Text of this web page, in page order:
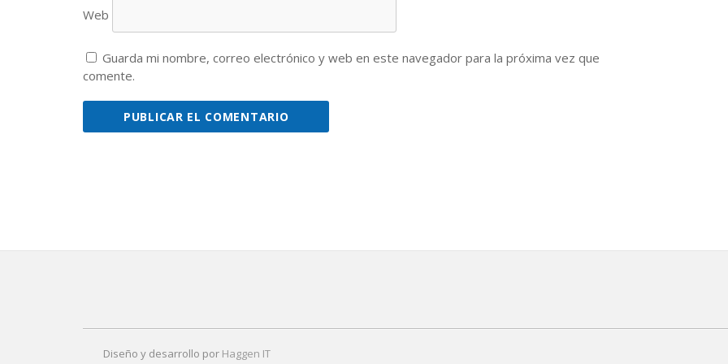
Web
Guarda mi nombre, correo electrónico y web en este navegador para la próxima vez que
comente.
Diseño y desarrollo por Haggen IT